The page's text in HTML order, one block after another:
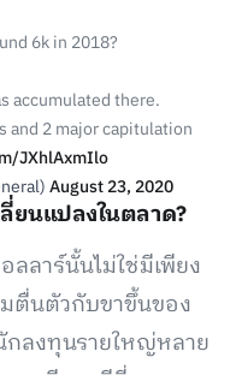
6k in 2018?
accumulated there.
and 2 major capitulation
JXhlAxmIlo
August 23, 2020
นแปลงในตลาด?
ลลาร์นั้นไม่ใช่มีเพียง
ตื่นตัวกับขาขึ้นของ
ลงทุนรายใหญ่หลาย